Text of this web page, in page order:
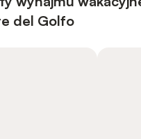
del Golfo